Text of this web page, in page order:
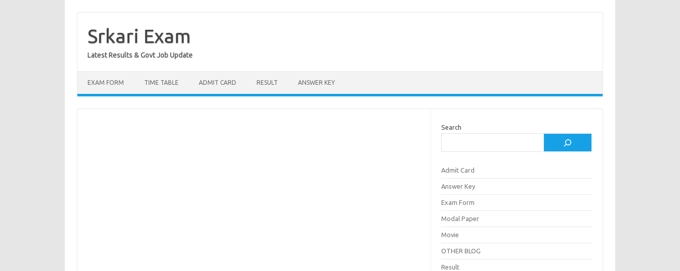
contentSrkari Exam
Latest Results & Govt Job Update
EXAM FORM TIME TABLE ADMIT CARD RESULT ANSWER KEY
Search
Admit Card
Answer Key
Exam Form
Modal Paper
Movie
OTHER BLOG
Result